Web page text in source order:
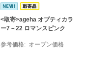
<取寄>ageha オプティカラ
ー7－22 ロマンスピンク
参考価格 オープン価格